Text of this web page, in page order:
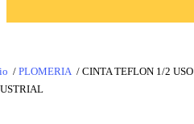
/ PLOMERIA / CINTA TEFLON 1/2 USO